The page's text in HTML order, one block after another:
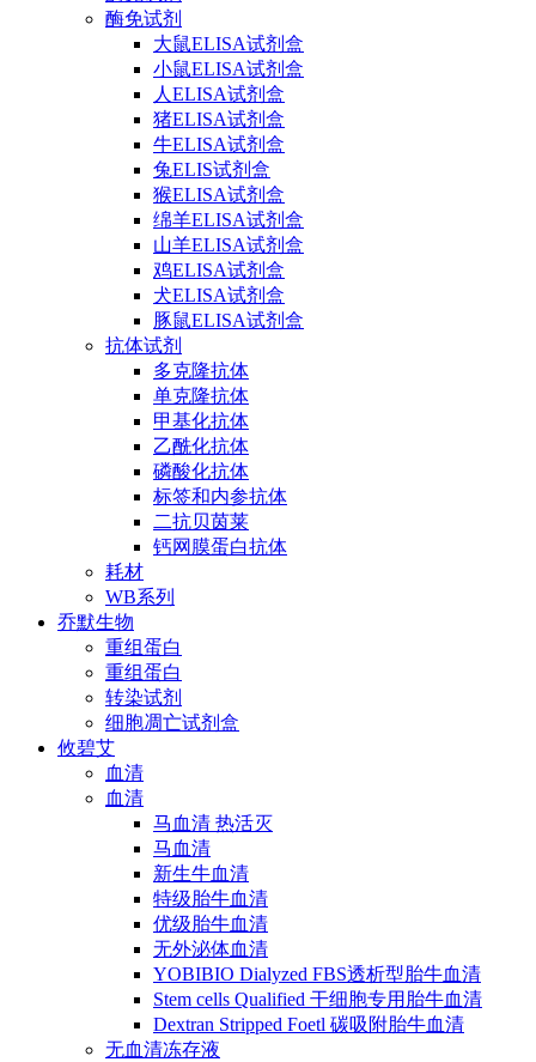
酶免试剂
大鼠ELISA试剂盒
小鼠ELISA试剂盒
人ELISA试剂盒
猪ELISA试剂盒
牛ELISA试剂盒
兔ELIS试剂盒
猴ELISA试剂盒
绵羊ELISA试剂盒
山羊ELISA试剂盒
鸡ELISA试剂盒
犬ELISA试剂盒
豚鼠ELISA试剂盒
抗体试剂
多克隆抗体
单克隆抗体
甲基化抗体
乙酰化抗体
磷酸化抗体
标签和内参抗体
二抗贝茵莱
钙网膜蛋白抗体
耗材
WB系列
乔默生物
重组蛋白
重组蛋白
转染试剂
细胞凋亡试剂盒
攸碧艾
血清
血清
马血清 热活灭
马血清
新生牛血清
特级胎牛血清
优级胎牛血清
无外泌体血清
YOBIBIO Dialyzed FBS透析型胎牛血清
Stem cells Qualified 干细胞专用胎牛血清
Dextran Stripped Foetl 碳吸附胎牛血清
无血清冻存液